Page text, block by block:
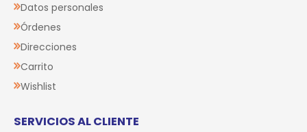
Datos personales
Órdenes
Direcciones
Carrito
Wishlist
SERVICIOS AL CLIENTE